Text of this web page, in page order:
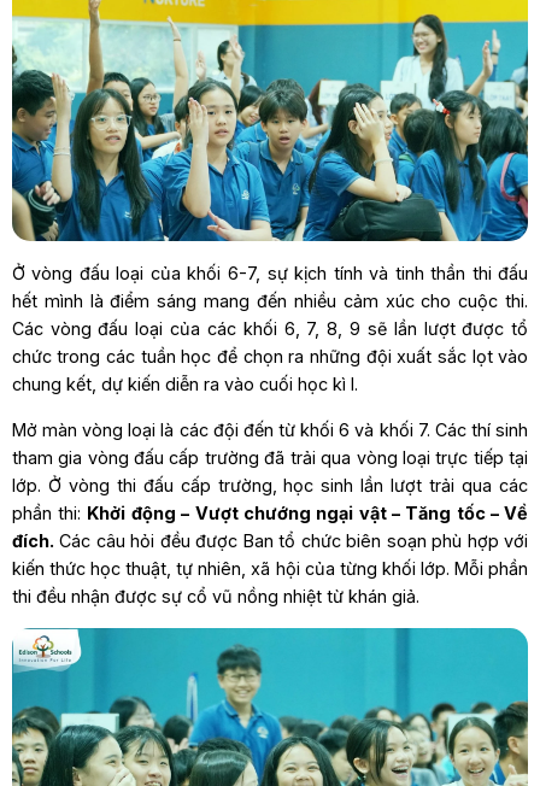
Ở vòng đấu loại của khối 6-7, sự kịch tính và tinh thần thi đấu
hết mình là điểm sáng mang đến nhiều cảm xúc cho cuộc thi.
Các vòng đấu loại của các khối 6, 7, 8, 9 sẽ lần lượt được tổ
chức trong các tuần học để chọn ra những đội xuất sắc lọt vào
chung kết, dự kiến diễn ra vào cuối học kì I.
Mở màn vòng loại là các đội đến từ khối 6 và khối 7. Các thí sinh
tham gia vòng đấu cấp trường đã trải qua vòng loại trực tiếp tại
lớp. Ở vòng thi đấu cấp trường, học sinh lần lượt trải qua các
phần thi: Khởi động – Vượt chướng ngại vật – Tăng tốc – Về
đích. Các câu hỏi đều được Ban tổ chức biên soạn phù hợp với
kiến thức học thuật, tự nhiên, xã hội của từng khối lớp. Mỗi phần
thi đều nhận được sự cổ vũ nồng nhiệt từ khán giả.